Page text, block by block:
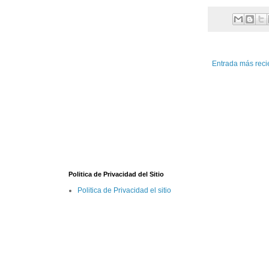
Entrada más
Politica de Privacidad del Sitio
Politica de Privacidad el sitio